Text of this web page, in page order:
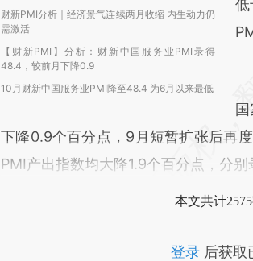
财新PMI分析｜经济景气连续两月收缩 内生动力仍
需激活
【财新PMI】分析：财新中国服务业PMI录得
48.4，较前月下降0.9
10月财新中国服务业PMI降至48.4 为6月以来最低
低
下降0.9个百分点，9月短暂扩张后再
PMI产出指数均大降1.9个百分点，分
本文共计
登录后获取